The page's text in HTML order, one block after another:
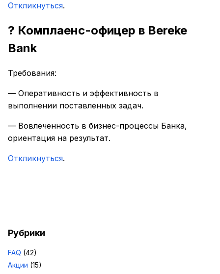
Откликнуться.
? Комплаенс-офицер в Bereke
Bank
Требования:
— Оперативность и эффективность в
выполнении поставленных задач.
— Вовлеченность в бизнес-процессы Банка,
ориентация на результат.
Откликнуться.
Рубрики
FAQ (42)
Акции (15)